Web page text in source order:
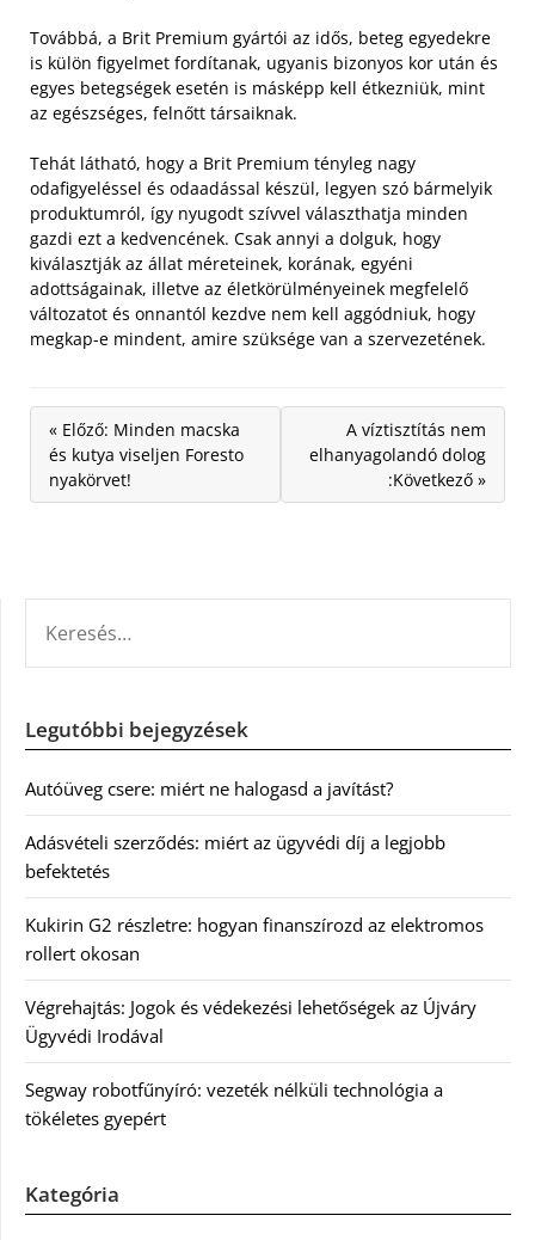
Továbbá, a Brit Premium gyártói az idős, beteg egyedekre
is külön figyelmet fordítanak, ugyanis bizonyos kor után és
egyes betegségek esetén is másképp kell étkezniük, mint
az egészséges, felnőtt társaiknak.
Tehát látható, hogy a Brit Premium tényleg nagy
odafigyeléssel és odaadással készül, legyen szó bármelyik
produktumról, így nyugodt szívvel választhatja minden
gazdi ezt a kedvencének. Csak annyi a dolguk, hogy
kiválasztják az állat méreteinek, korának, egyéni
adottságainak, illetve az életkörülményeinek megfelelő
változatot és onnantól kezdve nem kell aggódniuk, hogy
megkap-e mindent, amire szüksége van a szervezetének.
« Előző: Minden macska
és kutya viseljen Foresto
nyakörvet!
A víztisztítás nem
elhanyagolandó dolog
:Következő »
Legutóbbi bejegyzések
Autóüveg csere: miért ne halogasd a javítást?
Adásvételi szerződés: miért az ügyvédi díj a legjobb
befektetés
Kukirin G2 részletre: hogyan finanszírozd az elektromos
rollert okosan
Végrehajtás: Jogok és védekezési lehetőségek az Újváry
Ügyvédi Irodával
Segway robotfűnyíró: vezeték nélküli technológia a
tökéletes gyepért
Kategória